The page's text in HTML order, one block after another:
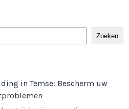
Zoeken
in Temse: Bescherm uw